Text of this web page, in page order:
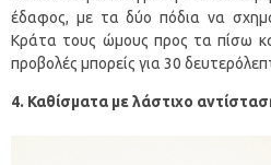
έδαφος, με τα δύο πόδια να
Κράτα τους ώμους προς τα πίσω
προβολές μπορείς για 30
4. Καθίσματα με λάστιχο